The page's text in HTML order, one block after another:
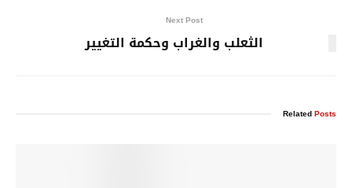
Next Post
الثعلب والغراب وحكمة التغيير
RelatedPosts